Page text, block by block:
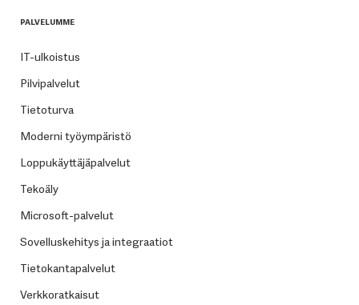
PALVELUMME
IT-ulkoistus
Pilvipalvelut
Tietoturva
Moderni työympäristö
Loppukäyttäjäpalvelut
Tekoäly
Microsoft-palvelut
Sovelluskehitys ja integraatiot
Tietokantapalvelut
Verkkoratkaisut